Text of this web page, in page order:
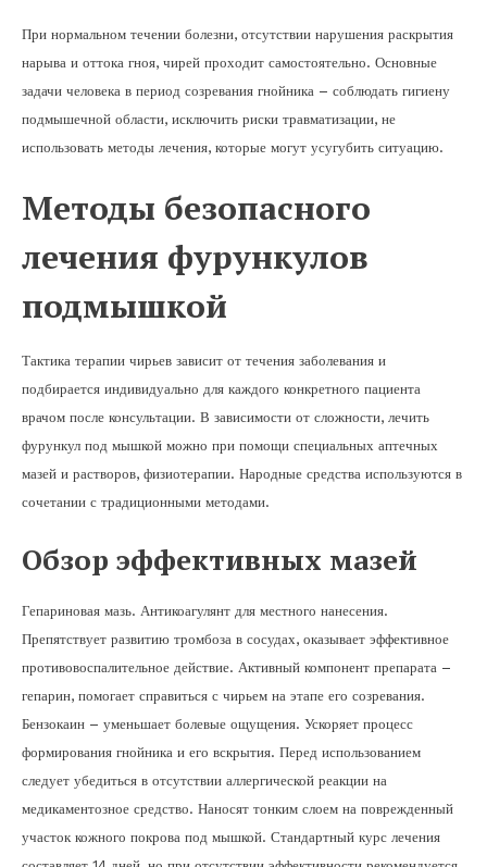
При нормальном течении болезни, отсутствии нарушения раскрытия
нарыва и оттока гноя, чирей проходит самостоятельно. Основные
задачи человека в период созревания гнойника – соблюдать гигиену
подмышечной области, исключить риски травматизации, не
использовать методы лечения, которые могут усугубить ситуацию.
Методы безопасного
лечения фурункулов
подмышкой
Тактика терапии чирьев зависит от течения заболевания и
подбирается индивидуально для каждого конкретного пациента
врачом после консультации. В зависимости от сложности, лечить
фурункул под мышкой можно при помощи специальных аптечных
мазей и растворов, физиотерапии. Народные средства используются в
сочетании с традиционными методами.
Обзор эффективных мазей
Гепариновая мазь. Антикоагулянт для местного нанесения.
Препятствует развитию тромбоза в сосудах, оказывает эффективное
противовоспалительное действие. Активный компонент препарата –
гепарин, помогает справиться с чирьем на этапе его созревания.
Бензокаин – уменьшает болевые ощущения. Ускоряет процесс
формирования гнойника и его вскрытия. Перед использованием
следует убедиться в отсутствии аллергической реакции на
медикаментозное средство. Наносят тонким слоем на поврежденный
участок кожного покрова под мышкой. Стандартный курс лечения